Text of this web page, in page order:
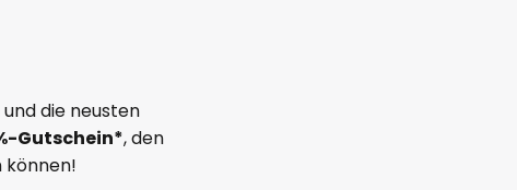
die neusten
-Gutschein*, den
können!